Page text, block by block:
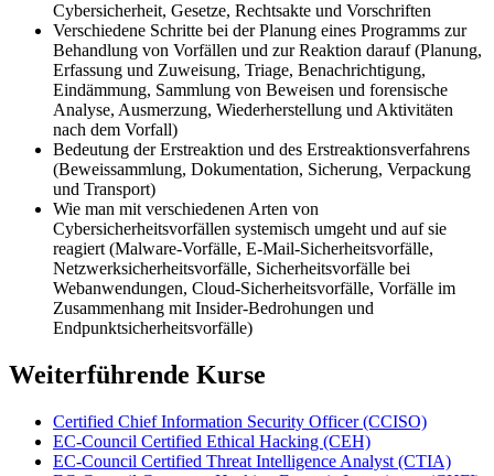
Cybersicherheit, Gesetze, Rechtsakte und Vorschriften
Verschiedene Schritte bei der Planung eines Programms zur
Behandlung von Vorfällen und zur Reaktion darauf (Planung,
Erfassung und Zuweisung, Triage, Benachrichtigung,
Eindämmung, Sammlung von Beweisen und forensische
Analyse, Ausmerzung, Wiederherstellung und Aktivitäten
nach dem Vorfall)
Bedeutung der Erstreaktion und des Erstreaktionsverfahrens
(Beweissammlung, Dokumentation, Sicherung, Verpackung
und Transport)
Wie man mit verschiedenen Arten von
Cybersicherheitsvorfällen systemisch umgeht und auf sie
reagiert (Malware-Vorfälle, E-Mail-Sicherheitsvorfälle,
Netzwerksicherheitsvorfälle, Sicherheitsvorfälle bei
Webanwendungen, Cloud-Sicherheitsvorfälle, Vorfälle im
Zusammenhang mit Insider-Bedrohungen und
Endpunktsicherheitsvorfälle)
Weiterführende Kurse
Certified Chief Information Security Officer(CCISO)
EC-Council Certified Ethical Hacking (CEH)
EC-Council Certified Threat Intelligence Analyst (CTIA)